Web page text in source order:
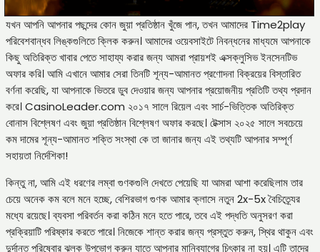
যখন আপনি আপনার পছন্দের কোন জুয়া প্রতিষ্ঠান খুঁজে পান, তখন আমাদের Time2play
পরিবেশবান্ধব লিঙ্কগুলিতে ক্লিক করুন। আমাদের ওয়েবসাইটে নিবন্ধনের মাধ্যমে আপনাকে
কিছু অতিরিক্ত খাবার পেতে সাহায্য করার জন্য আমরা প্রায়শই এক্সক্লুসিভ ইনসেনটিভ
অফার করি। আমি এখানে আমার সেরা তিনটি শূন্য-আমানত প্রণোদনা বিক্রয়ের বিস্তারিত
বর্ণনা করেছি, যা আপনাকে ভিতরে ডুব দেওয়ার জন্য আপনার প্রয়োজনীয় প্রতিটি তথ্য প্রদান
করে। CasinoLeader.com ২০১৭ সালে রিয়েল এবং সার্চ-ভিত্তিক অতিরিক্ত
বোনাস বিশ্লেষণ এবং জুয়া প্রতিষ্ঠান বিশ্লেষণ অফার করছে। টেক্সাস ২০২৫ সালে সবচেয়ে
কম দামের শূন্য-আমানত শক্তি সংস্থা কে তা জানার জন্য এই তথ্যটি আপনার সম্পূর্ণ
সহায়তা নির্দেশিকা!
কিন্তু না, আমি এই ধরণের লম্বা গুণকগুলি দেখতে পেয়েছি যা আমরা আশা করেছিলাম তার
চেয়ে অনেক কম বলে মনে হচ্ছে, বেশিরভাগ গুণক আমার ক্লাসে নতুন 2x-5x বৈচিত্র্যের
মধ্যে রয়েছে। ব্যবসা পরিবর্তন করা কঠিন মনে হতে পারে, তবে এই পদ্ধতি অনুসরণ করা
প্রক্রিয়াটি পরিষ্কার করতে পারে। নিজেকে শান্ত করার জন্য প্রস্তুত করুন, স্থির থাকুন এবং
দুর্দান্ত পরিষেবার ঝলক উপভোগ করুন যাতে আপনার মানিব্যাগের চিৎকার না হয়। এটি তাদের